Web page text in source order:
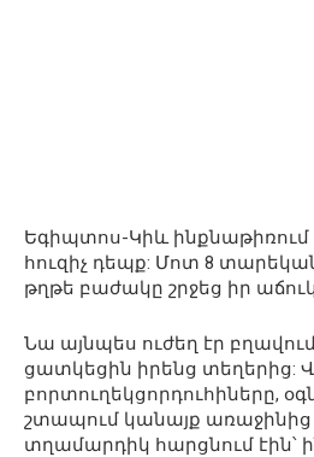
Եգիպտոս-Կիև ինքնաթիռում
հուզիչ դեպք: Մոտ 8
թղթե բաժակը շրջեց իր
Նա այնպես ուժեղ էր
ցատկեցին իրենց տեղերից:
բորտուղեկցորդուհիները,
շտապում կանայք առաջինից
տղամարդիկ հարցնում էին՝